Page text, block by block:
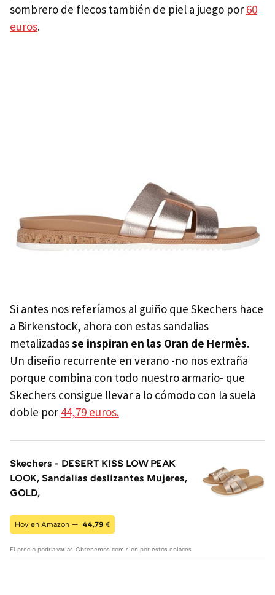
sombrero de flecos también de piel a juego por 60
euros.
Si antes nos referíamos al guiño que Skechers hace
a Birkenstock, ahora con estas sandalias
metalizadasse inspiran en las Oran de Hermès.
Un diseño recurrente en verano -no nos extraña
porque combina con todo nuestro armario- que
Skechers consigue llevar a lo cómodo con la suela
doble por 44,79 euros.
Skechers - DESERT KISS LOW PEAK
LOOK, Sandalias deslizantes Mujeres,
GOLD,
Hoy en Amazon — 44,79 €
El precio podría variar. Obtenemos comisión por estos enlaces